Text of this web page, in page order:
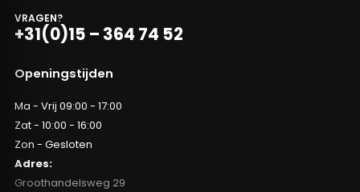
VRAGEN?
+31(0)15 – 364 74 52
Openingstijden
Ma - Vrij 09:00 - 17:00
Zat - 10:00 - 16:00
Zon - Gesloten
Adres:
Groothandelsweg 29